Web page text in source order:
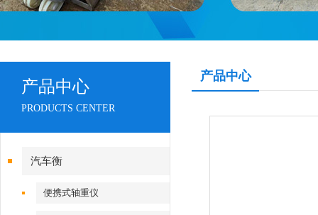
产品中心
PRODUCTS CENTER
汽车衡
便携式轴重仪
产品中心